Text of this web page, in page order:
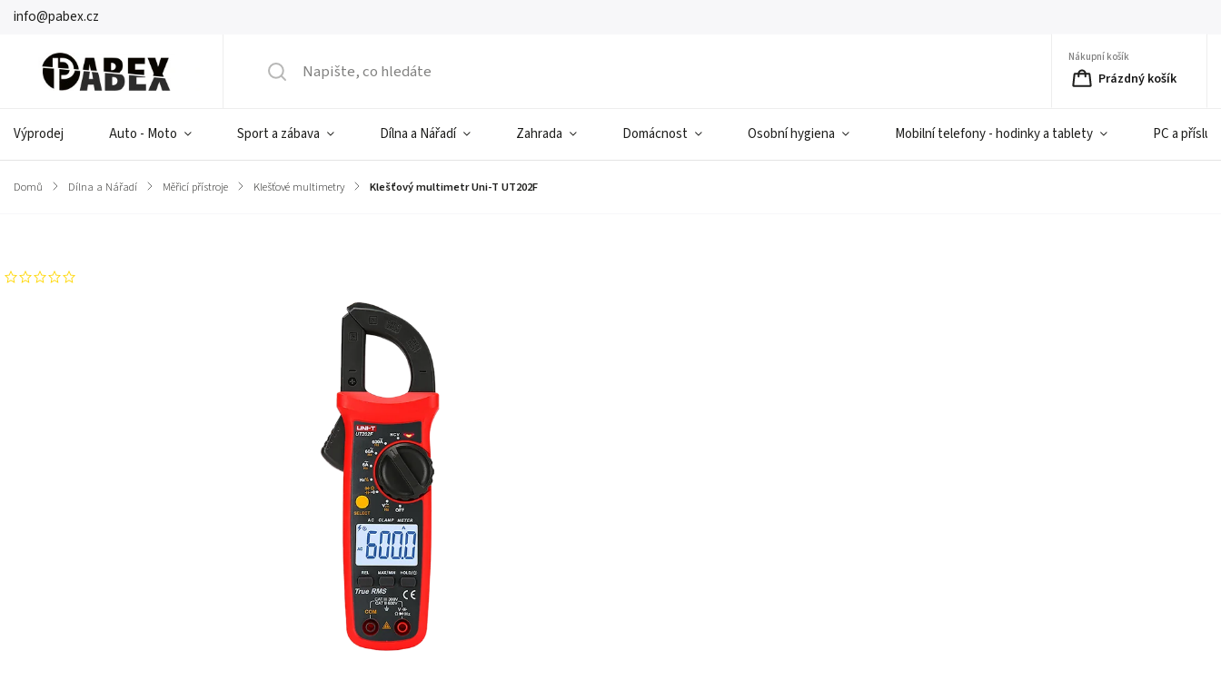
info@pabex.cz
Nákupní košík
Prázdný košík
Výprodej Auto - Moto Sport a zábava Dílna a Nářadí Zahrada Domácnost Osobní hygiena Mobilní telefony - hodinky a tablety PC a
Domů / Dílna a Nářadí / Měřicí přístroje / Klešťové multimetry / Klešťový multimetr Uni-T UT202F